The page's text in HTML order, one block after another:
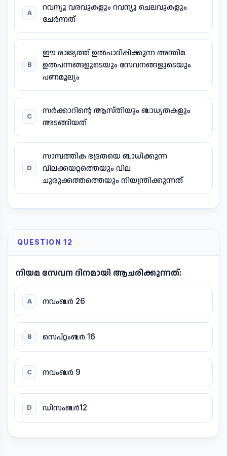
A
റവന്യൂ വരവുകളും റവന്യൂ ചെലവുകളും
ചേർന്നത്
B
ഈ രാജ്യത്ത് ഉൽപാദിപ്പിക്കുന്ന അന്തിമ
ഉൽപന്നങ്ങളുടെയും സേവനങ്ങളുടെയും
പണമൂല്യം
C
സർക്കാറിന്റെ ആസ്തിയും ബാധ്യതകളും
അടങ്ങിയത്
D
സാമ്പത്തിക ഭദ്രതയെ ബാധിക്കുന്ന
വിലക്കയറ്റത്തെയും വില
ചുരുക്കത്തത്തെയും നിയന്ത്രിക്കുന്നത്
QUESTION 12
നിയമ സേവന ദിനമായി ആചരിക്കുന്നത്:
A നവംബർ 26
B സെപ്റ്റംബർ 16
C നവംബർ 9
D ഡിസംബർ12